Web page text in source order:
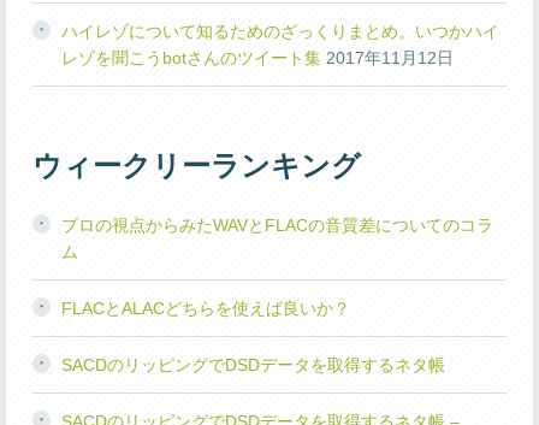
ハイレゾについて知るためのざっくりまとめ。いつかハイ
レゾを聞こうbotさんのツイート集 2017年11月12日
ウィークリーランキング
プロの視点からみたWAVとFLACの音質差についてのコラ
ム
FLACとALACどちらを使えば良いか？
SACDのリッピングでDSDデータを取得するネタ帳